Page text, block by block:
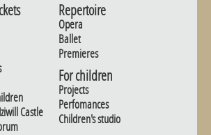
Castle
Repertoire
Opera
Ballet
Premieres
For children
Projects
Perfomances
Children's studio